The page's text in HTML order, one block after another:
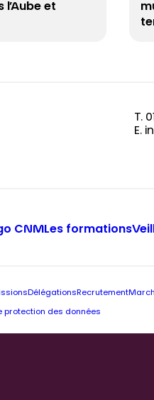
et
T.
E.
CNMLes formations
Délégations Recrutement
protection des données